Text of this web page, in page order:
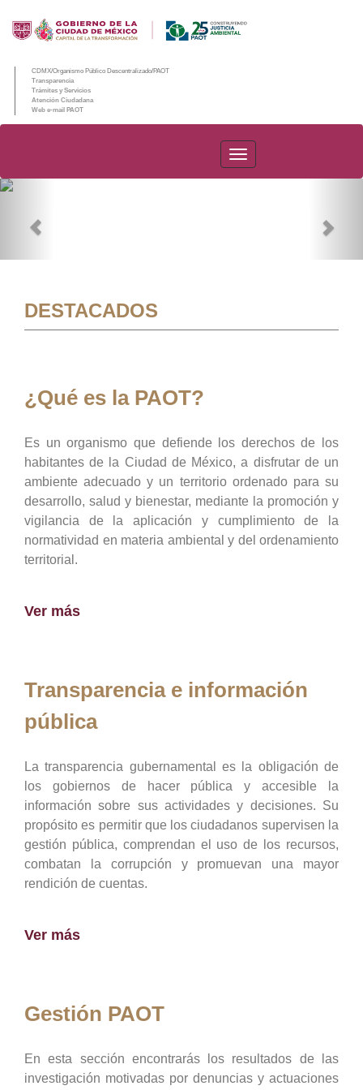
CDMX/Organismo Público Descentralizado/PAOT
Transparencia
Trámites y Servicios
Atención Ciudadana
Web e-mail PAOT
PAOT
DESTACADOS
¿Qué es la PAOT?
Es un organismo que defiende los derechos de los
habitantes de la Ciudad de México, a disfrutar de un
ambiente adecuado y un territorio ordenado para su
desarrollo, salud y bienestar, mediante la promoción y
vigilancia de la aplicación y cumplimiento de la
normatividad en materia ambiental y del ordenamiento
territorial.
Ver más
Transparencia e información
pública
La transparencia gubernamental es la obligación de
los gobiernos de hacer pública y accesible la
información sobre sus actividades y decisiones. Su
propósito es permitir que los ciudadanos supervisen la
gestión pública, comprendan el uso de los recursos,
combatan la corrupción y promuevan una mayor
rendición de cuentas.
Ver más
Gestión PAOT
En esta sección encontrarás los resultados de las
investigación motivadas por denuncias y actuaciones